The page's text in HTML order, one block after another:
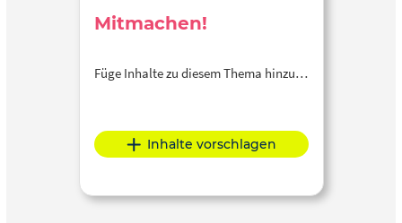
Mitmachen!
Füge Inhalte zu diesem Thema hinzu…
Inhalte vorschlagen